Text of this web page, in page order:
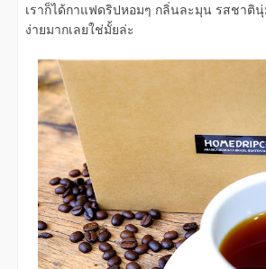
เราก็ได้กาแฟดริปหอมๆ กลิ่นละมุน รสชาตินุ่
ง่ายมากเลยใช่มั้ยล่ะ